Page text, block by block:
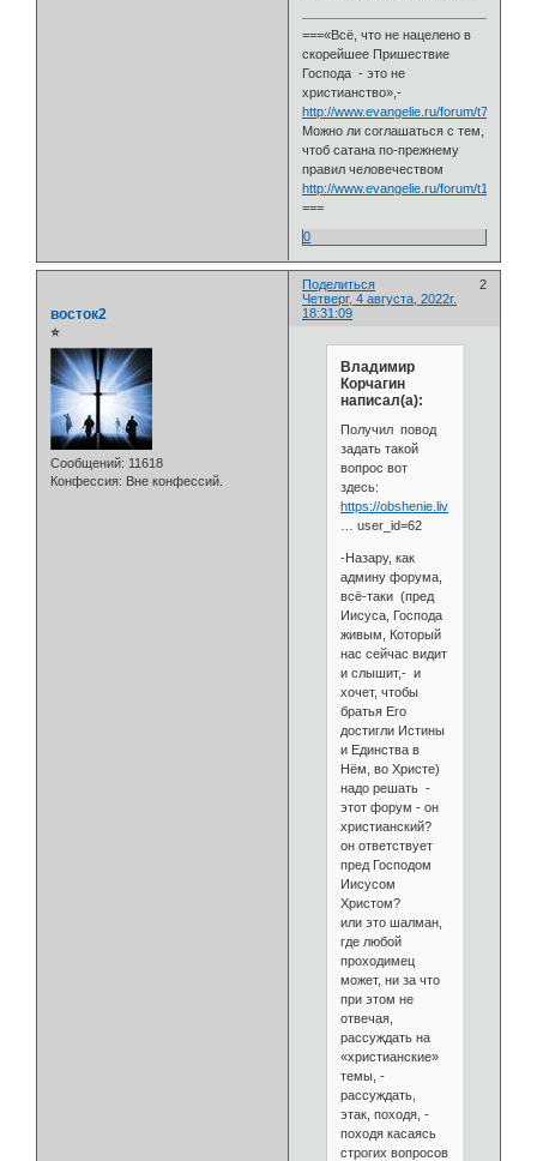
===«Всё, что не нацелено в
скорейшее Пришествие
Господа - это не
христианство»,-
http://www.evangelie.ru/forum/
Можно ли соглашаться с тем,
чтоб сатана по-прежнему
правил человечеством
http://www.evangelie.ru/forum/
===
0
Поделиться
2
Четверг, 4 августа, 2022г.
18:31:09
восток2
⭐
Сообщений: 11618
Конфессия: Вне конфессий.
Владимир
Корчагин
написал(а):
Получил повод
задать такой
вопрос вот
здесь:
https://obshenie.liveforums.ru/
… user_id=62
-Назару, как
админу форума,
всё-таки (пред
Иисуса, Господа
живым, Который
нас сейчас видит
и слышит,- и
хочет, чтобы
братья Его
достигли Истины
и Единства в
Нём, во Христе)
надо решать -
этот форум - он
христианский?
он ответствует
пред Господом
Иисусом
Христом?
или это шалман,
где любой
проходимец
может, ни за что
при этом не
отвечая,
рассуждать на
«христианские»
темы, -
рассуждать,
этак, походя, -
походя касаясь
строгих вопросов